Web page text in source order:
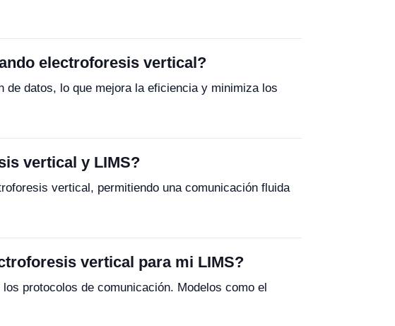
electroforesis vertical?
datos, lo que mejora la eficiencia y minimiza los
vertical y LIMS?
vertical, permitiendo una comunicación fluida
vertical para mi LIMS?
protocolos de comunicación. Modelos como el